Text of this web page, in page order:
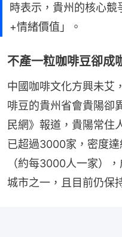
時表示，貴州的核心競
+情緒價值」。
不產一粒咖啡豆卻成
中國咖啡文化方興未艾
啡豆的貴州省會貴陽卻
民網》報道，貴陽常住
已超過3000家，密度
（約每3000人一家）
城市之一，且目前仍保